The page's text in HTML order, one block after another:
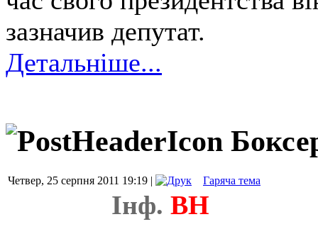
зазначив депутат.
Детальніше...
Четвер, 25 серпня 2011 19:19 | Гаряча тема
Інф. ВН